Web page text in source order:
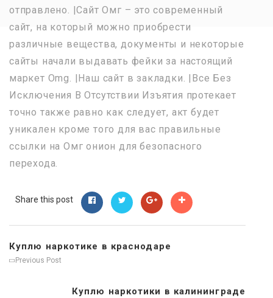
отправлено. |Сайт Омг – это современный
сайт, на который можно приобрести
различные вещества, документы и некоторые
сайты начали выдавать фейки за настоящий
маркет Omg. |Наш сайт в закладки. |Все Без
Исключения В Отсутствии Изъятия протекает
точно также равно как следует, акт будет
уникален кроме того для вас правильные
ссылки на Омг онион для безопасного
перехода.
Share this post
Куплю наркотике в краснодаре
Previous Post
Куплю наркотики в калининграде